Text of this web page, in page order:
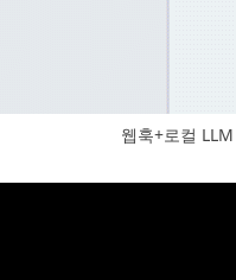
웹훅+로컬